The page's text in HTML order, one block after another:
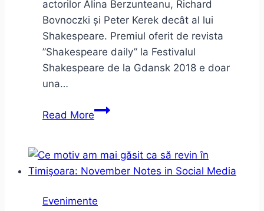
actorilor Alina Berzunteanu, Richard
Bovnoczki și Peter Kerek decât al lui
Shakespeare. Premiul oferit de revista
”Shakespeare daily” la Festivalul
Shakespeare de la Gdansk 2018 e doar
una…
Read MoreHamlet
–
despre
în
Evenimente